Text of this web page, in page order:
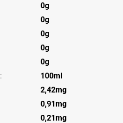
0g
0g
0g
0g
0g
:
100ml
2,42mg
0,91mg
0,21mg